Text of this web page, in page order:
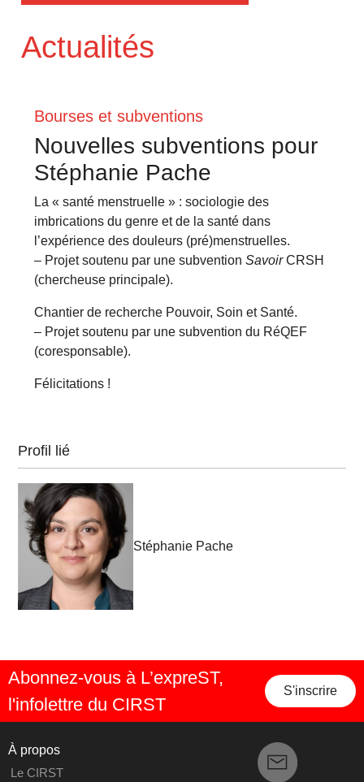
Actualités
Bourses et subventions
Nouvelles subventions pour
Stéphanie Pache
La « santé menstruelle » : sociologie des
imbrications du genre et de la santé dans
l’expérience des douleurs (pré)menstruelles.
– Projet soutenu par une subventionSavoirCRSH
(chercheuse principale).
Chantier de recherche Pouvoir, Soin et Santé.
– Projet soutenu par une subvention du RéQEF
(coresponsable).
Félicitations !
Profil lié
Stéphanie Pache
Abonnez-vous à L’expreST,
l'infolettre du CIRST
S'inscrire
À propos
Le CIRST